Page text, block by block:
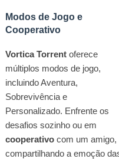
Modos de Jogo e
Cooperativo
Vortica Torrent oferece
múltiplos modos de jogo,
incluindo Aventura,
Sobrevivência e
Personalizado. Enfrente os
desafios sozinho ou em
cooperativo com um amigo,
compartilhando a emoção